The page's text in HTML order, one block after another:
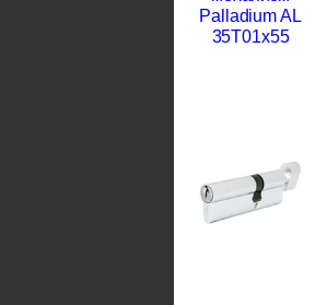
Palladium AL
35T01x55